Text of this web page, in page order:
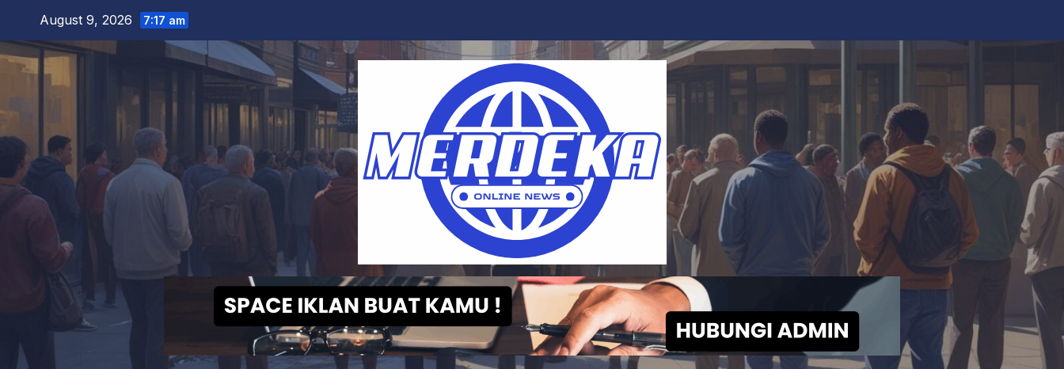
content
August 9, 2026 7:17 am